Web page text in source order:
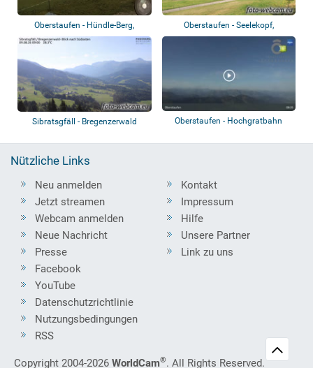
Oberstaufen - Hündle-Berg,
Imberg
Oberstaufen - Seelekopf,
Hochgrat, Stauf...
Sibratsgfäll - Bregenzerwald
Oberstaufen - Hochgratbahn
Nützliche Links
Neu anmelden
Jetzt streamen
Webcam anmelden
Neue Nachricht
Presse
Kontakt
Impressum
Hilfe
Unsere Partner
Link zu uns
Facebook
YouTube
Datenschutzrichtlinie
Nutzungsbedingungen
RSS
Copyright 2004-2026 WorldCam®. All Rights Reserved.